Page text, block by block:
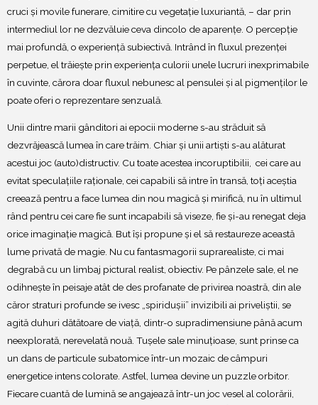
cruci și movile funerare, cimitire cu vegetație luxuriantă, – dar prin
intermediul lor ne dezvăluie ceva dincolo de aparențe. O percepție
mai profundă, o experiență subiectivă. Intrând în fluxul prezenței
perpetue, el trăiește prin experiența culorii unele lucruri inexprimabile
în cuvinte, cărora doar fluxul nebunesc al pensulei și al pigmenților le
poate oferi o reprezentare senzuală.
Unii dintre marii gânditori ai epocii moderne s-au străduit să
dezvrăjească lumea în care trăim. Chiar și unii artiști s-au alăturat
acestui joc (auto)distructiv. Cu toate acestea incoruptibilii, cei care au
evitat speculațiile raționale, cei capabili să intre în transă, toți aceștia
creează pentru a face lumea din nou magică și mirifică, nu în ultimul
rând pentru cei care fie sunt incapabili să viseze, fie și-au renegat deja
orice imaginație magică. But își propune și el să restaureze această
lume privată de magie. Nu cu fantasmagorii suprarealiste, ci mai
degrabă cu un limbaj pictural realist, obiectiv. Pe pânzele sale, el ne
odihnește în peisaje atât de des profanate de privirea noastră, din ale
căror straturi profunde se ivesc „spiridușii” invizibili ai priveliștii, se
agită duhuri dătătoare de viață, dintr-o supradimensiune până acum
neexplorată, nerevelată nouă. Tușele sale minuțioase, sunt prinse ca
un dans de particule subatomice într-un mozaic de câmpuri
energetice intens colorate. Astfel, lumea devine un puzzle orbitor.
Fiecare cuantă de lumină se angajează într-un joc vesel al colorării,